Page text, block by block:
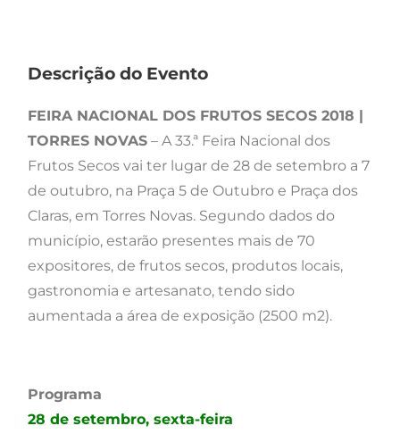
Descrição do Evento
FEIRA NACIONAL DOS FRUTOS SECOS 2018 |
TORRES NOVAS – A 33.ª Feira Nacional dos
Frutos Secos vai ter lugar de 28 de setembro a 7
de outubro, na Praça 5 de Outubro e Praça dos
Claras, em Torres Novas. Segundo dados do
município, estarão presentes mais de 70
expositores, de frutos secos, produtos locais,
gastronomia e artesanato, tendo sido
aumentada a área de exposição (2500 m2).
Programa
28 de setembro, sexta-feira